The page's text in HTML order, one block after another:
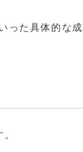
った具体的な